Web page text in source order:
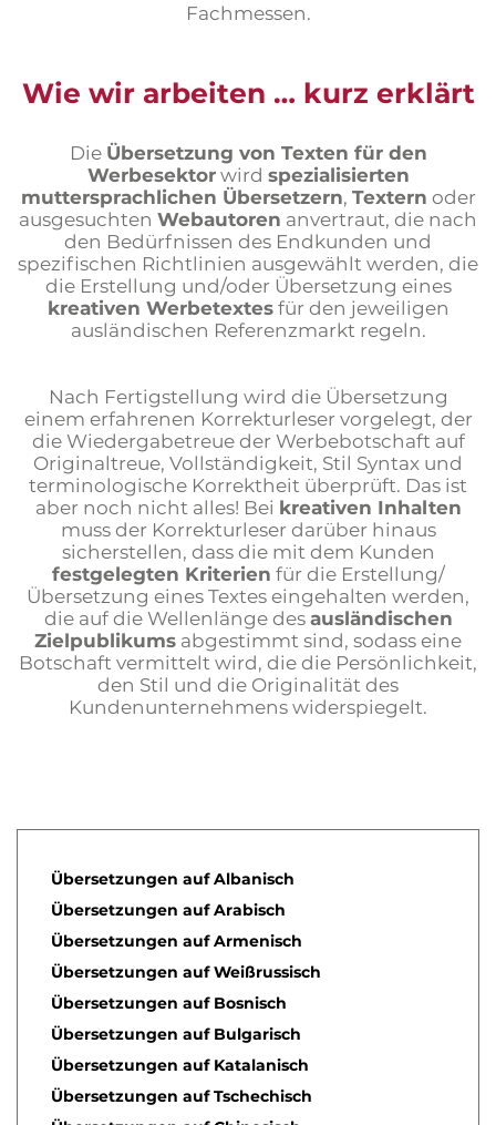
Fachmessen.
Wie wir arbeiten … kurz erklärt
Die Übersetzung von Texten für den
Werbesektorwird spezialisierten
muttersprachlichen Übersetzern, Textern oder
ausgesuchten Webautoren anvertraut, die nach
den Bedürfnissen des Endkunden und
spezifischen Richtlinien ausgewählt werden, die
die Erstellung und/oder Übersetzung eines
kreativen Werbetextesfür den jeweiligen
ausländischen Referenzmarkt regeln.
Nach Fertigstellung wird die Übersetzung
einem erfahrenen Korrekturleser vorgelegt, der
die Wiedergabetreue der Werbebotschaft auf
Originaltreue, Vollständigkeit, Stil Syntax und
terminologische Korrektheit überprüft. Das ist
aber noch nicht alles! Bei kreativen Inhalten
muss der Korrekturleser darüber hinaus
sicherstellen, dass die mit dem Kunden
festgelegten Kriterien für die Erstellung/
Übersetzung eines Textes eingehalten werden,
die auf die Wellenlänge des ausländischen
Zielpublikums abgestimmt sind, sodass eine
Botschaft vermittelt wird, die die Persönlichkeit,
den Stil und die Originalität des
Kundenunternehmens widerspiegelt.
Übersetzungen auf Albanisch
Übersetzungen auf Arabisch
Übersetzungen auf Armenisch
Übersetzungen auf Weißrussisch
Übersetzungen auf Bosnisch
Übersetzungen auf Bulgarisch
Übersetzungen auf Katalanisch
Übersetzungen auf Tschechisch